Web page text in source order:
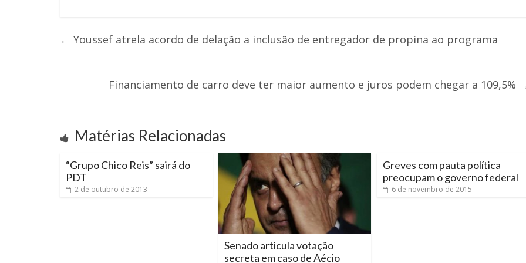
← Youssef atrela acordo de delação a inclusão de entregador de propina ao programa
Financiamento de carro deve ter maior aumento e juros podem chegar a 109,5%
Matérias Relacionadas
“Grupo Chico Reis” sairá do
PDT
2 de outubro de 2013
Senado articula votação
secreta em caso de Aécio
Greves com pauta política
preocupam o governo federal
6 de novembro de 2015